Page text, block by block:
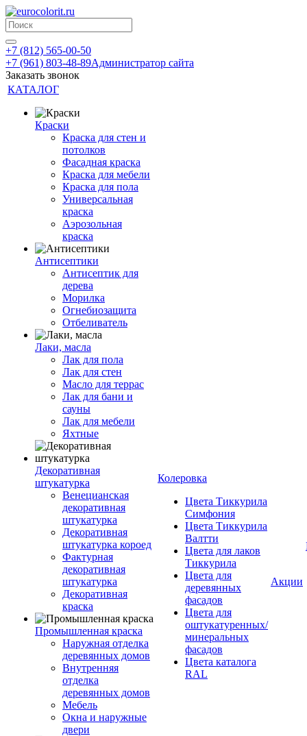
+7 (812) 565-00-50
+7 (961) 803-48-89Администратор сайта
Заказать звонок
КАТАЛОГ
Краски
Краска для стен и
потолков
Фасадная краска
Краска для мебели
Краска для пола
Универсальная
краска
Аэрозольная
краска
Антисептики
Антисептик для
дерева
Морилка
Огнебиозащита
Отбеливатель
Лаки, масла
Лак для пола
Лак для стен
Масло для террас
Лак для бани и
сауны
Лак для мебели
Яхтные
Декоративная
штукатурка
Венецианская
декоративная
штукатурка
Декоративная
штукатурка короед
Фактурная
декоративная
штукатурка
Декоративная
краска
Промышленная краска
Наружная отделка
деревянных домов
Внутренняя
отделка
деревянных домов
Мебель
Окна и наружные
двери
Колеровка
Цвета Тиккурила
Симфония
Цвета Тиккурила
Валтти
Цвета для лаков
Тиккурила
Цвета для
деревянных
фасадов
Цвета для
оштукатуренных/
минеральных
фасадов
Цвета каталога
RAL
Акции